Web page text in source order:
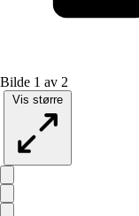
Bilde 1 av 2
Vis større